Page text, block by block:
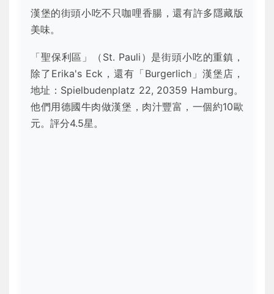
漢堡的街頭小吃不只咖哩香腸，還有許多隱藏版
美味。
「聖保利區」（St. Pauli）是街頭小吃的重鎮，
除了Erika's Eck，還有「Burgerlich」漢堡店，
地址：Spielbudenplatz 22, 20359 Hamburg。
他們用德國牛肉做漢堡，肉汁豐富，一個約10歐
元。評分4.5星。